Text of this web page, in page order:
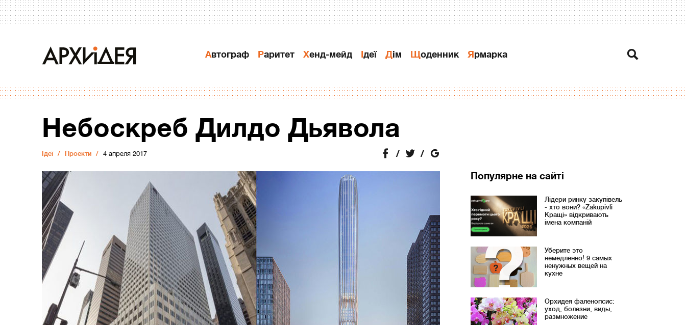
Автограф Раритет Хенд-мейд Ідеї Дiм Щоденник Ярмарка
Небоскреб Дилдо Дьявола
Ідеї Проекти 4 апреля 2017
Популярне на сайті
Лідери ринку закупівель
- хто вони? «Zakupivli
Кращі» відкривають
імена компаній
Уберите это
немедленно! 9 самых
ненужных вещей на
кухне
Орхидея фаленопсис:
уход, болезни, виды,
размножение